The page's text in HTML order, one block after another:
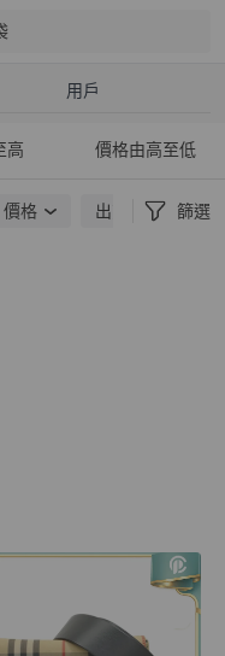
用戶
高 價格由高至低
價格 出貨地點 篩選